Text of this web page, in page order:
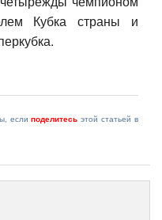
Кубка страны и
еслиподелитесь этой статьей в